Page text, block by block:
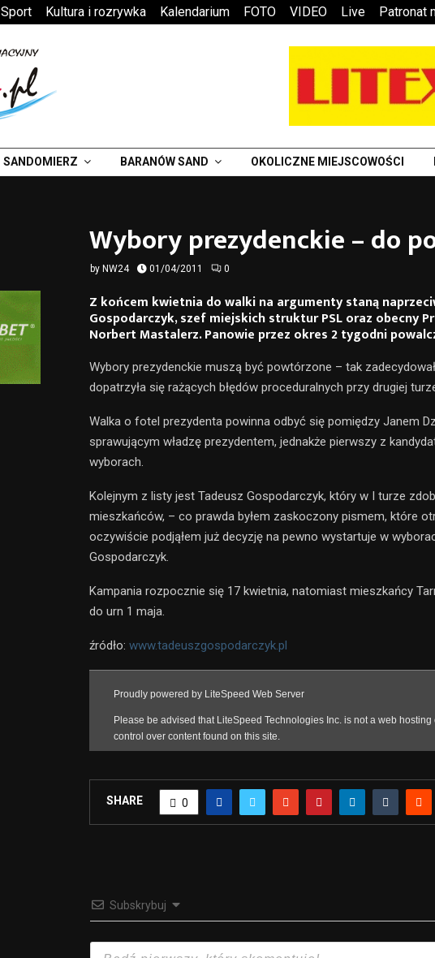
Sport Kultura i rozrywka Kalendarium FOTO VIDEO Live Patronat
SANDOMIERZ BARANÓW SAND OKOLICZNE MIEJSCOWOŚCI
Wybory prezydenckie – do
by NW24 01/04/2011 0
Z końcem kwietnia do walki na argumenty staną
Gospodarczyk, szef miejskich struktur PSL oraz obecny
Norbert Mastalerz. Panowie przez okres 2 tygodni
Wybory prezydenckie muszą być powtórzone – tak
dopatrzyła się rażących błędów proceduralnych przy drugiej
Walka o fotel prezydenta powinna odbyć się pomiędzy Janem
sprawującym władzę prezydentem, jednakże pierwszy z
wyborach.
Kolejnym z listy jest Tadeusz Gospodarczyk, który w I turze
mieszkańców, – co prawda byłem zaskoczony pismem, które
oczywiście podjąłem już decyzję na pewno wystartuje w
Gospodarczyk.
Kampania rozpocznie się 17 kwietnia, natomiast mieszkańcy
do urn 1 maja.
źródło: www.tadeuszgospodarczyk.pl
SHARE 0
Subskrybuj